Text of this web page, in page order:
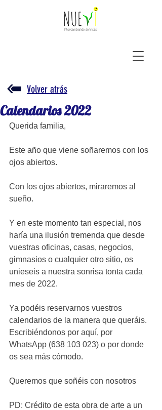
Volver atrás
Calendarios 2022
Querida familia,
Este año que viene soñaremos con los
ojos abiertos.
Con los ojos abiertos, miraremos al
sueño.
Y en este momento tan especial, nos
haría una ilusión tremenda que desde
vuestras oficinas, casas, negocios,
gimnasios o cualquier otro sitio, os
unieseis a nuestra sonrisa tonta cada
mes de 2022.
Ya podéis reservarnos vuestros
calendarios de la manera que queráis.
Escribiéndonos por aquí, por
WhatsApp (638 103 023) o por donde
os sea más cómodo.
Queremos que soñéis con nosotros
PD: Crédito de esta obra de arte a un